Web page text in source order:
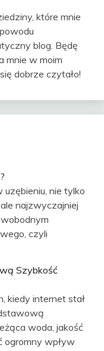
które mnie
blog. Będę
mnie w moim
dobrze czytało!
nie tylko
najzwyczajniej
czyli
Szybkość
kiedy internet stał
woda, jakość
ogromny wpływ